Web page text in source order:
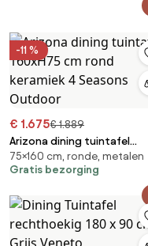
-11 %
€ 1.675€ 1.889
Arizona dining tuintafel
160xH75 cm rond keramiek 4
Seasons Outdoor
75×160 cm, ronde, metalen
Gratis bezorging